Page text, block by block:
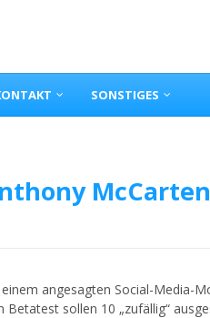
SONSTIGES
McCarten
angesagten Social-Media-
sollen 10 „zufällig“